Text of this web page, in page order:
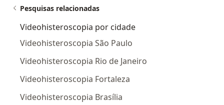
Pesquisas relacionadas
Videohisteroscopia por cidade
Videohisteroscopia São Paulo
Videohisteroscopia Rio de Janeiro
Videohisteroscopia Fortaleza
Videohisteroscopia Brasília